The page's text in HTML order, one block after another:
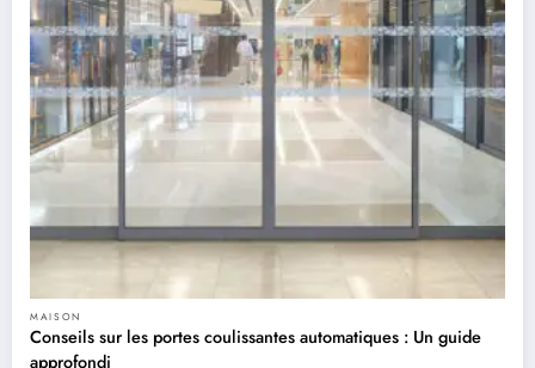
MAISON
Conseils sur les portes coulissantes automatiques : Un guide
approfondi